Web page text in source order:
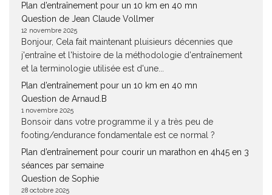
Plan d’entraînement pour un 10 km en 40 mn
Question de Jean Claude Vollmer
12 novembre 2025
Bonjour, Cela fait maintenant pluisieurs décennies que
j'entraîne et l'histoire de la méthodologie d'entraînement
et la terminologie utilisée est d'une...
Plan d’entraînement pour un 10 km en 40 mn
Question de Arnaud.B
1 novembre 2025
Bonsoir dans votre programme il y a très peu de
footing/endurance fondamentale est ce normal ?
Plan d’entraînement pour courir un marathon en 4h45 en 3
séances par semaine
Question de Sophie
28 octobre 2025